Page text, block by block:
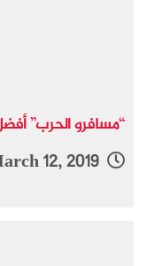
“مسافرو الحرب”
March 12, 2019